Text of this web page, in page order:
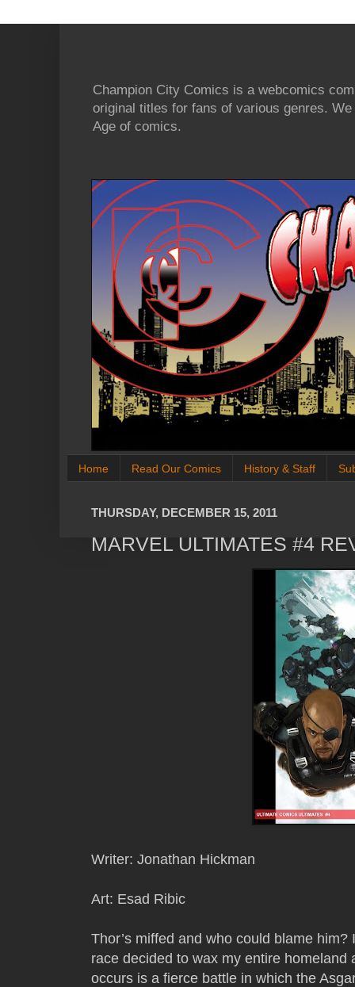
Champion City Comics is a webcomics
original titles for fans of various genres.
Age of comics.
Home Read Our Comics History & Staff
THURSDAY, DECEMBER 15, 2011
MARVEL ULTIMATES #4
Writer: Jonathan Hickman
Art: Esad Ribic
Thor’s miffed and who could blame him?
race decided to wax my entire homeland
occurs is a fierce battle in which the